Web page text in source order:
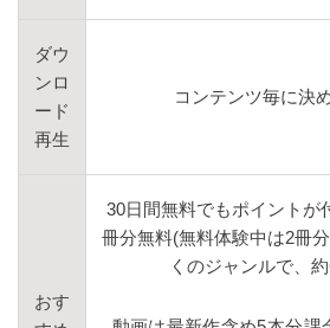
ダウ
ンロ
ード
再生
コンテンツ毎に決
おす
30日間無料でもポイントが
冊分無料(無料体験中は2冊
くのジャンルで、